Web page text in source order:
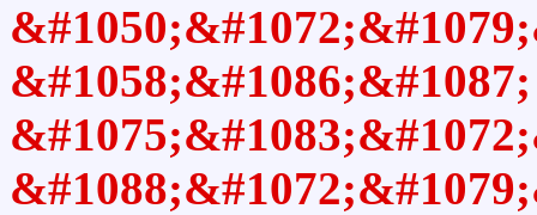
&#1058;&#1086;&#1087;